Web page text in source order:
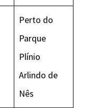
Perto do
Parque
Plínio
Arlindo de
Nês